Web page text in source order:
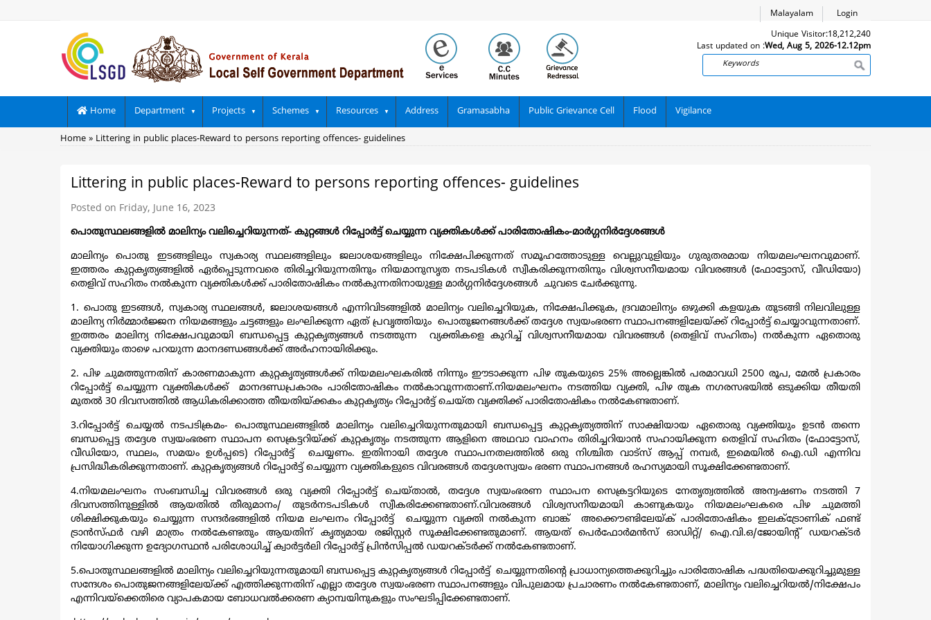
Login
Malayalam
Unique Visitor:18,212,240
Last updated on :Wed, Aug 5, 2026-12.12pm
Search
Main
navigation
Home Department Projects Schemes Resources Address Gramasabha Public Grievance Cell Flood Vigilance
Breadcrumb
Home Littering in public places-Reward to persons reporting offences- guidelines
Littering in public places-Reward to persons reporting offences- guidelines
Posted on Friday, June 16, 2023
പൊതുസ്ഥലങ്ങളിൽ മാലിന്യം വലിച്ചെറിയുന്നത്- കുറ്റങ്ങൾ റിപ്പോർട്ട് ചെയ്യുന്ന വ്യക്തികൾക്ക് പാരിതോഷികം-മാർഗ്ഗനിർദ്ദേശങ്ങൾ
മാലിന്യം പൊതു ഇടങ്ങളിലും സ്വകാര്യ സ്ഥലങ്ങളിലും ജലാശയങ്ങളിലും നിക്ഷേപിക്കുന്നത് സമൂഹത്തോടുള്ള വെല്ലുവുളിയും ഗുരുതരമായ നിയമലംഘനവുമാണ്.
ഇത്തരം കുറ്റകൃത്യങ്ങളിൽ ഏർപ്പെടുന്നവരെ തിരിച്ചറിയുന്നതിനും നിയമാനുസൃത നടപടികൾ സ്വീകരിക്കുന്നതിനും വിശ്വസനീയമായ വിവരങ്ങൾ (ഫോട്ടോസ്, വീഡിയോ)
തെളിവ് സഹിതം നൽകുന്ന വ്യക്തികൾക്ക് പാരിതോഷികം നൽകുന്നതിനായുള്ള മാർഗ്ഗനിർദ്ദേശങ്ങൾ ചുവടെ ചേർക്കുന്നു.
1. പൊതു ഇടങ്ങൾ, സ്വകാര്യ സ്ഥലങ്ങൾ, ജലാശയങ്ങൾ എന്നിവിടങ്ങളിൽ മാലിന്യം വലിച്ചെറിയുക, നിക്ഷേപിക്കുക, ദ്രവമാലിന്യം ഒഴുക്കി കളയുക തുടങ്ങി നിലവിലുള്ള
മാലിന്യ നിർമ്മാർജ്ജന നിയമങ്ങളും ചട്ടങ്ങളും ലംഘിക്കുന്ന ഏത് പ്രവൃത്തിയും പൊതുജനങ്ങൾക്ക് തദ്ദേശ സ്വയംഭരണ സ്ഥാപനങ്ങളിലേയ്ക്ക് റിപ്പോർട്ട് ചെയ്യാവുന്നതാണ്.
ഇത്തരം മാലിന്യ നിക്ഷേപവുമായി ബന്ധപ്പെട്ട കുറ്റകൃത്യങ്ങൾ നടത്തുന്ന വ്യക്തികളെ കുറിച്ച് വിശ്വസനീയമായ വിവരങ്ങൾ (തെളിവ് സഹിതം) നൽകുന്ന ഏതൊരു
വ്യക്തിയും താഴെ പറയുന്ന മാനദണ്ഡങ്ങൾക്ക് അർഹനായിരിക്കും.
2. പിഴ ചുമത്തുന്നതിന് കാരണമാകുന്ന കുറ്റകൃത്യങ്ങൾക്ക് നിയമലംഘകരിൽ നിന്നും ഈടാക്കുന്ന പിഴ തുകയുടെ 25% അല്ലെങ്കിൽ പരമാവധി 2500 രൂപ, മേൽ പ്രകാരം
റിപ്പോർട്ട് ചെയ്യുന്ന വ്യക്തികൾക്ക് മാനദണ്ഡപ്രകാരം പാരിതോഷികം നൽകാവുന്നതാണ്.നിയമലംഘനം നടത്തിയ വ്യക്തി, പിഴ തുക നഗരസഭയിൽ ഒടുക്കിയ തീയതി
മുതൽ 30 ദിവസത്തിൽ ആധികരിക്കാത്ത തീയതിയ്ക്കകം കുറ്റകൃത്യം റിപ്പോർട്ട് ചെയ്ത വ്യക്തിക്ക് പാരിതോഷികം നൽകേണ്ടതാണ്.
3.റിപ്പോർട്ട് ചെയ്യൽ നടപടിക്രമം- പൊതുസ്ഥലങ്ങളിൽ മാലിന്യം വലിച്ചെറിയുന്നതുമായി ബന്ധപ്പെട്ട കുറ്റകൃത്യത്തിന് സാക്ഷിയായ ഏതൊരു വ്യക്തിയും ഉടൻ തന്നെ
ബന്ധപ്പെട്ട തദ്ദേശ സ്വയംഭരണ സ്ഥാപന സെക്രട്ടറിയ്ക്ക് കുറ്റകൃത്യം നടത്തുന്ന ആളിനെ അഥവാ വാഹനം തിരിച്ചറിയാൻ സഹായിക്കുന്ന തെളിവ് സഹിതം (ഫോട്ടോസ്,
വീഡിയോ, സ്ഥലം, സമയം ഉൾപ്പടെ) റിപ്പോർട്ട് ചെയ്യണം. ഇതിനായി തദ്ദേശ സ്ഥാപനതലത്തിൽ ഒരു നിശ്ചിത വാട്സ് ആപ്പ് നമ്പർ, ഇമെയിൽ ഐ.ഡി എന്നിവ
പ്രസിദ്ധീകരിക്കുന്നതാണ്. കുറ്റകൃത്യങ്ങൾ റിപ്പോർട്ട് ചെയ്യുന്ന വ്യക്തികളുടെ വിവരങ്ങൾ തദ്ദേശസ്വയം ഭരണ സ്ഥാപനങ്ങൾ രഹസ്യമായി സൂക്ഷിക്കേണ്ടതാണ്.
4.നിയമലംഘനം സംബന്ധിച്ച വിവരങ്ങൾ ഒരു വ്യക്തി റിപ്പോർട്ട് ചെയ്താൽ, തദ്ദേശ സ്വയംഭരണ സ്ഥാപന സെക്രട്ടറിയുടെ നേതൃത്വത്തിൽ അന്വഷണം നടത്തി 7
ദിവസത്തിനുള്ളിൽ ആയതിൽ തീരുമാനം/ തുടർനടപടികൾ സ്വീകരിക്കേണ്ടതാണ്.വിവരങ്ങൾ വിശ്വസനീയമായി കാണുകയും നിയമലംഘകരെ പിഴ ചുമത്തി
ശിക്ഷിക്കുകയും ചെയ്യുന്ന സന്ദർഭങ്ങളിൽ നിയമ ലംഘനം റിപ്പോർട്ട് ചെയ്യുന്ന വ്യക്തി നൽകുന്ന ബാങ്ക് അക്കൌണ്ടിലേയ്ക് പാരിതോഷികം ഇലക്ട്രോണിക് ഫണ്ട്
ട്രാൻസ്ഫർ വഴി മാത്രം നൽകേണ്ടതും ആയതിന് കൃത്യമായ രജിസ്റ്റർ സൂക്ഷിക്കേണ്ടതുമാണ്. ആയത് പെർഫോർമൻസ് ഓഡിറ്റ്/ ഐ.വി.ഒ/ജോയിൻ്റ് ഡയറക്ടർ
നിയോഗിക്കുന്ന ഉദ്യോഗസ്ഥൻ പരിശോധിച്ച് ക്വാർട്ടർലി റിപ്പോർട്ട് പ്രിൻസിപ്പൽ ഡയറക്ടർക്ക് നൽകേണ്ടതാണ്.
5.പൊതുസ്ഥലങ്ങളിൽ മാലിന്യം വലിച്ചെറിയുന്നതുമായി ബന്ധപ്പെട്ട കുറ്റകൃത്യങ്ങൾ റിപ്പോർട്ട് ചെയ്യുന്നതിൻ്റെ പ്രാധാന്യത്തെക്കുറിച്ചും പാരിതോഷിക പദ്ധതിയെക്കുറിച്ചുമുള്ള
സന്ദേശം പൊതുജനങ്ങളിലേയ്ക്ക് എത്തിക്കുന്നതിന് എല്ലാ തദ്ദേശ സ്വയംഭരണ സ്ഥാപനങ്ങളും വിപുലമായ പ്രചാരണം നൽകേണ്ടതാണ്, മാലിന്യം വലിച്ചെറിയൽ/നിക്ഷേപം
എന്നിവയ്ക്കെതിരെ വ്യാപകമായ ബോധവൽക്കരണ ക്യാമ്പയിനുകളും സംഘടിപ്പിക്കേണ്ടതാണ്.